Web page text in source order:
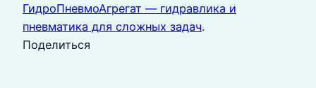
ГидроПневмоАгрегат — гидравлика и
пневматика для сложных задач.
Поделиться